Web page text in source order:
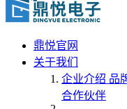
鼎悦官网
关于我们
企业介绍 品
合作伙伴